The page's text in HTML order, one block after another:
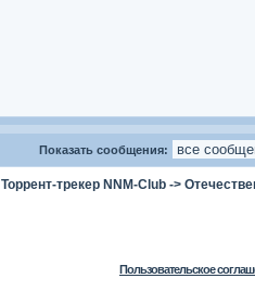
Показать сообщения:
Торрент-трекер NNM-Club ->
Пользовательское